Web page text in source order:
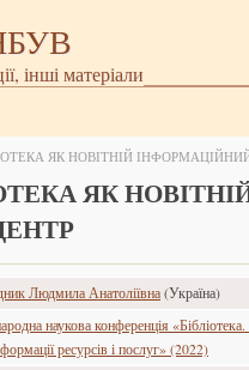
інші матеріали
ЯК НОВІТНІЙ
ЯК
Людмила Анатоліївна (Україна)
наукова конференція
ресурсів і послуг» (2022)